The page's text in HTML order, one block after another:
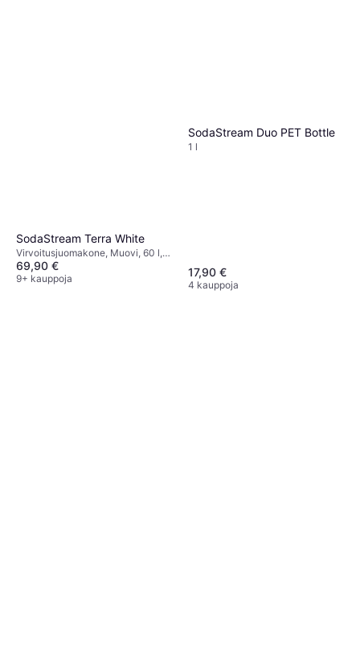
SodaStream Terra White
Virvoitusjuomakone, Muovi, 60 l,
Mukana Tulevat Tarvikkeet: Pullo,
Kaasupatruuna, 1 l
69,90 €
9+ kauppoja
SodaStream Duo PET Bottle
1 l
17,90 €
4 kauppoja